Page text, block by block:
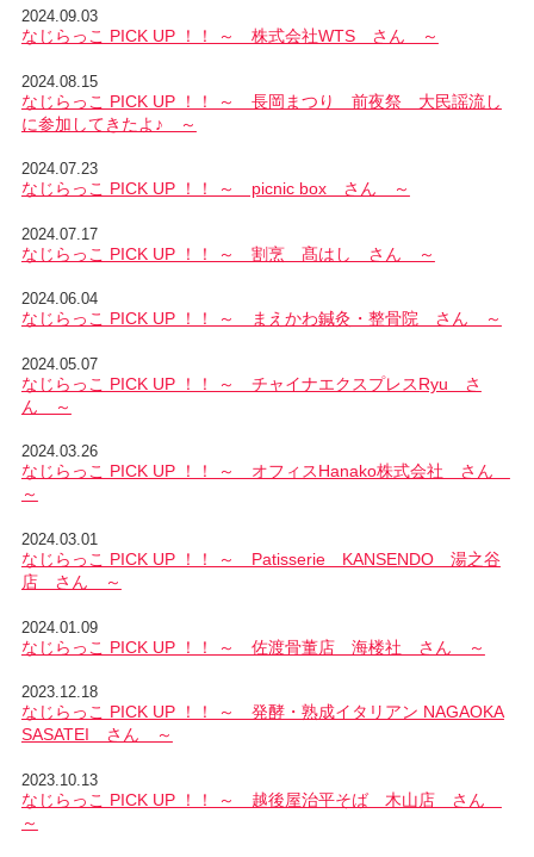
2024.09.03
なじらっこ PICK UP ！！ ～ 株式会社WTS さん ～
2024.08.15
なじらっこ PICK UP ！！ ～ 長岡まつり 前夜祭 大民謡流し
に参加してきたよ♪ ～
2024.07.23
なじらっこ PICK UP ！！ ～ picnic box さん ～
2024.07.17
なじらっこ PICK UP ！！ ～ 割烹 髙はし さん ～
2024.06.04
なじらっこ PICK UP ！！ ～ まえかわ鍼灸・整骨院 さん ～
2024.05.07
なじらっこ PICK UP ！！ ～ チャイナエクスプレスRyu さ
ん ～
2024.03.26
なじらっこ PICK UP ！！ ～ オフィスHanako株式会社 さん
～
2024.03.01
なじらっこ PICK UP ！！ ～ Patisserie KANSENDO 湯之谷
店 さん ～
2024.01.09
なじらっこ PICK UP ！！ ～ 佐渡骨董店 海楼社 さん ～
2023.12.18
なじらっこ PICK UP ！！ ～ 発酵・熟成イタリアン NAGAOKA
SASATEI さん ～
2023.10.13
なじらっこ PICK UP ！！ ～ 越後屋治平そば 木山店 さん
～